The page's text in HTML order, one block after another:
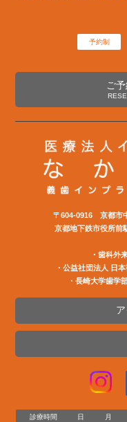
予約制
ご
〒604-0916 京都市
京都地下鉄市役所前
・歯科外
・公益社団法⼈ ⽇
・長崎大学歯学
診療時間 日 月